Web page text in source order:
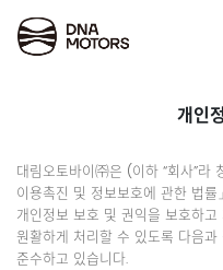
개인
대림오토바이㈜은 (이하 “회사”라
이용촉진 및 정보보호에 관한 법
개인정보 보호 및 권익을 보호하
원활하게 처리할 수 있도록 다음과
준수하고 있습니다.